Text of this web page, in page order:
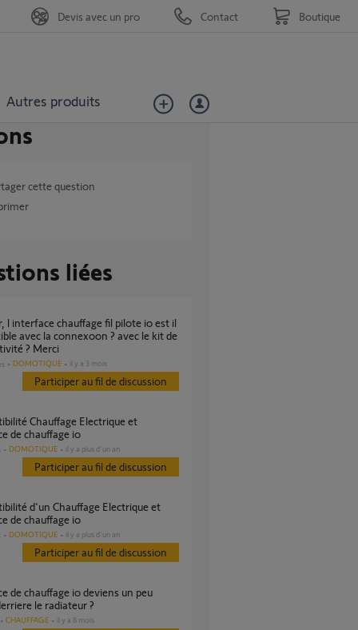
Autres produits
Devis avec un pro Contact Boutique
cette question
liées
avec la connexoon ? avec le kit de
? Merci
DOMOTIQUE il y a 3 mois
Participer au fil de discussion
de chauffage io
DOMOTIQUE il y a plus d'un an
Participer au fil de discussion
de chauffage io
DOMOTIQUE il y a plus d'un an
Participer au fil de discussion
le radiateur ?
CHAUFFAGE il y a 8 mois